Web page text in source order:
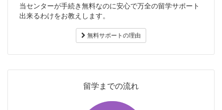
当センターが手続き無料なのに安心で万全の留学サポート
出来るわけをお教えします。
無料サポートの理由
留学までの流れ